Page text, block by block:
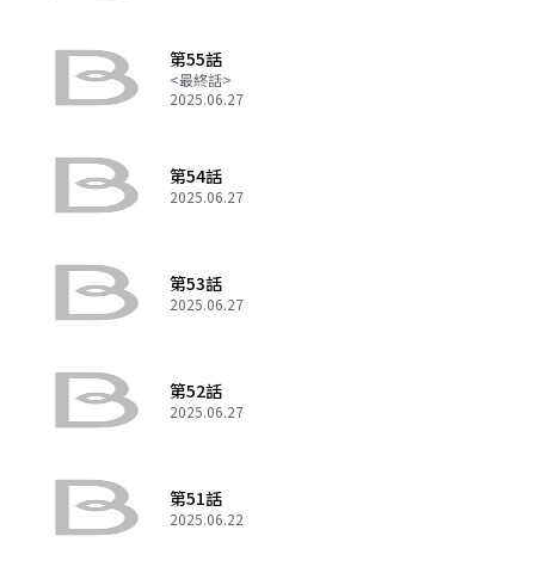
第55話
<最終話>
2025.06.27
第54話
2025.06.27
第53話
2025.06.27
第52話
2025.06.27
第51話
2025.06.22